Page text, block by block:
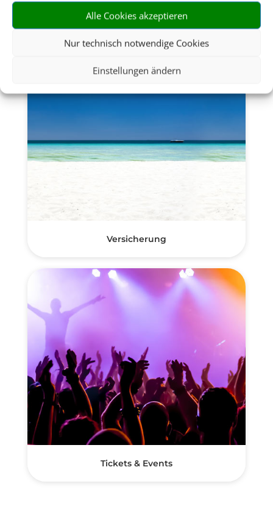
Alle Cookies akzeptieren
Nur technisch notwendige Cookies
Einstellungen ändern
Mietwagen
Versicherung
Tickets & Events